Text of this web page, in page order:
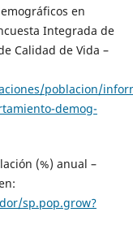
en
Integrada de
Calidad de Vida –
poblacion/
demog-
(%) anual –
sp.pop.grow?